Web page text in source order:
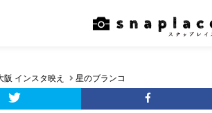
阪 インスタ映え 星のブランコ